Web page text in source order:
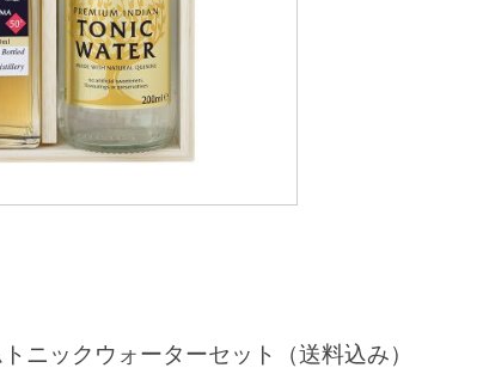
ニックウォーターセット（送料込み）